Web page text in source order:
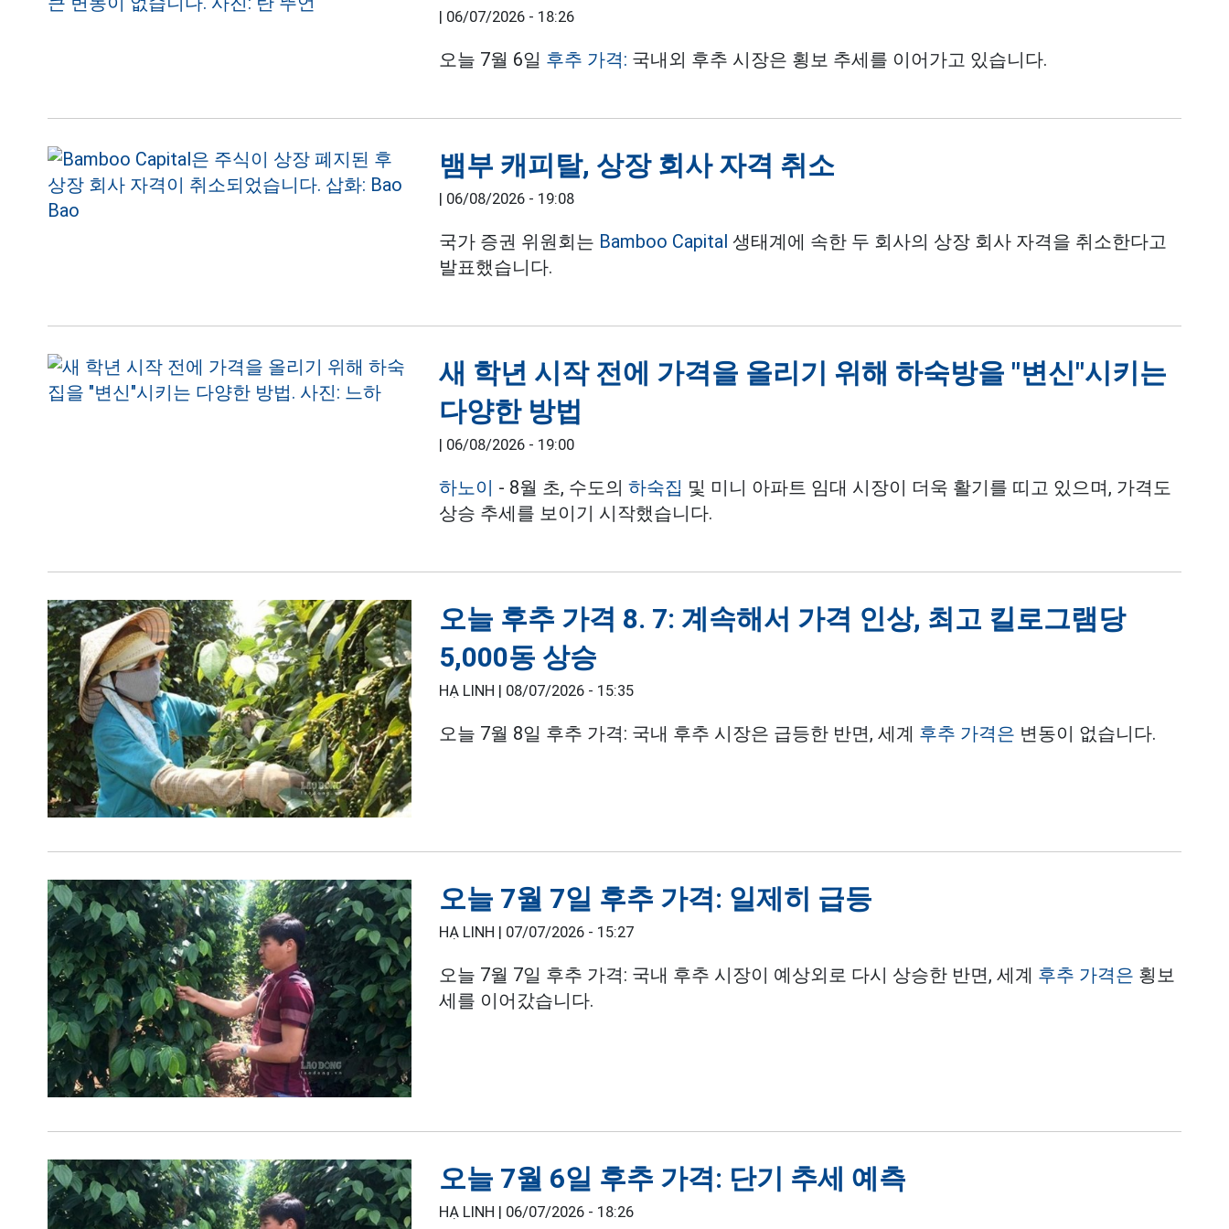
| 06/07/2026 - 18:26
오늘 7월 6일 후추 가격: 국내외 후추 시장은 횡보 추세를 이어가고 있습니다.
뱀부 캐피탈, 상장 회사 자격 취소
| 06/08/2026 - 19:08
국가 증권 위원회는 Bamboo Capital 생태계에 속한 두 회사의 상장 회사 자격을 취소한다고
발표했습니다.
새 학년 시작 전에 가격을 올리기 위해 하숙방을 "변신"시키는
다양한 방법
| 06/08/2026 - 19:00
하노이 - 8월 초, 수도의하숙집 및 미니 아파트 임대 시장이 더욱 활기를 띠고 있으며, 가격도
상승 추세를 보이기 시작했습니다.
오늘 후추 가격 8. 7: 계속해서 가격 인상, 최고 킬로그램당
5,000동 상승
HẠ LINH | 08/07/2026 - 15:35
오늘 7월 8일 후추 가격: 국내 후추 시장은 급등한 반면, 세계 후추 가격은 변동이 없습니다.
오늘 7월 7일 후추 가격: 일제히 급등
HẠ LINH | 07/07/2026 - 15:27
오늘 7월 7일 후추 가격: 국내 후추 시장이 예상외로 다시 상승한 반면, 세계 후추 가격은 횡보
세를 이어갔습니다.
오늘 7월 6일 후추 가격: 단기 추세 예측
HẠ LINH | 06/07/2026 - 18:26